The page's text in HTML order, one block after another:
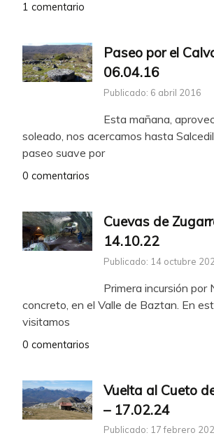
1 comentario
Paseo por el
06.04.16
Publicado: 6 abril 2016
Esta mañana,
soleado, nos acercamos hasta
paseo suave por
0 comentarios
Cuevas de
14.10.22
Publicado: 14 octubre
Primera incursión por
concreto, en el Valle de Baztan. En
visitamos
0 comentarios
Vuelta al Cueto
– 17.02.24
Publicado: 17 febrero